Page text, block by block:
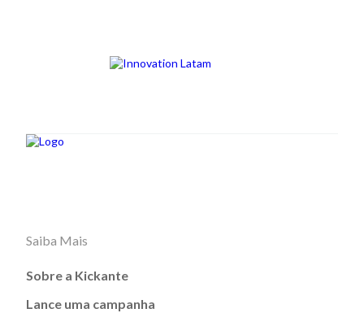
Saiba Mais
Sobre a Kickante
Lance uma campanha